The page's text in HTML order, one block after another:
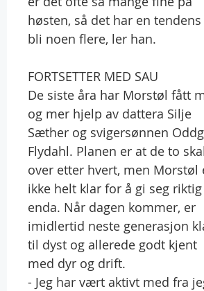
høsten, så det har en
bli noen flere, ler han.
FORTSETTER MED SAU
De siste åra har Morstøl fått
og mer hjelp av dattera Silje
Sæther og svigersønnen
Flydahl. Planen er at de to
over etter hvert, men Morstøl
ikke helt klar for å gi seg riktig
enda. Når dagen kommer, er
imidlertid neste generasjon
til dyst og allerede godt kjent
med dyr og drift.
- Jeg har vært aktivt med fra